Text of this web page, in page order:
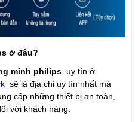
ở đâu?
minh philips uy tín ở
sẽ là địa chỉ uy tín nhất mà
cấp những thiết bị an toàn,
với khách hàng.